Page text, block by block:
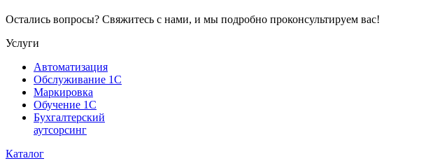
Остались вопросы? Свяжитесь с нами, и мы подробно проконсультируем вас!
Услуги
Автоматизация
Обслуживание 1С
Маркировка
Обучение 1С
Бухгалтерский
аутсорсинг
Каталог